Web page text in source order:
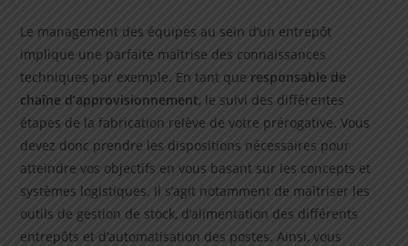
Le management des équipes au sein d’un entrepôt
implique une parfaite maîtrise des connaissances
techniques par exemple. En tant que responsable de
chaîne d’approvisionnement, le suivi des différentes
étapes de la fabrication relève de votre prérogative. Vous
devez donc prendre les dispositions nécessaires pour
atteindre vos objectifs en vous basant sur les concepts et
systèmes logistiques. Il s’agit notamment de maîtriser les
outils de gestion de stock, d’alimentation des différents
entrepôts et d’automatisation des postes. Ainsi, vous